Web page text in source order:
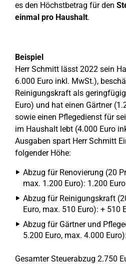
es den Höchstbetrag für den
einmal pro Haushalt.
Beispiel
Herr Schmitt lässt 2022 sein
6.000 Euro inkl. MwSt.),
Reinigungskraft als
Euro) und hat einen Gärtner
sowie einen Pflegedienst für
im Haushalt lebt (4.000 Euro
Ausgaben spart Herr Schmitt
folgender Höhe:
Abzug für Renovierung (20
max. 1.200 Euro): 1.200 Euro
Abzug für Reinigungskraft
Euro, max. 510 Euro): + 510
Abzug für Gärtner und
5.200 Euro, max. 4.000
Gesamter Steuerabzug 2.750